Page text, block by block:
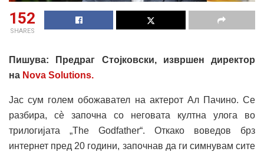
152
SHARES
Пишува: Предраг Стојковски, извршен директор
на Nova Solutions.
Јас сум голем обожавател на актерот Ал Пачино. Се
разбира, сè започна со неговата култна улога во
трилогијата „The Godfather“. Откако воведов брз
интернет пред 20 години, започнав да ги симнувам сите